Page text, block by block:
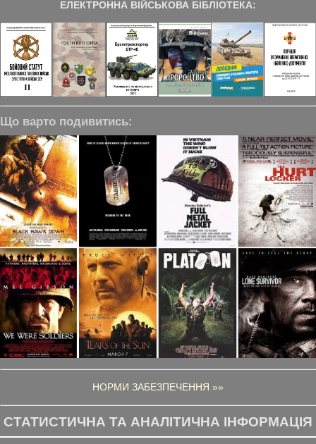
ЕЛЕКТРОННА ВІЙСЬКОВА БІБЛІОТЕКА:
Що варто подивитись:
НОРМИ ЗАБЕЗПЕЧЕННЯ »»
СТАТИСТИЧНА ТА АНАЛІТИЧНА ІНФОРМАЦІЯ